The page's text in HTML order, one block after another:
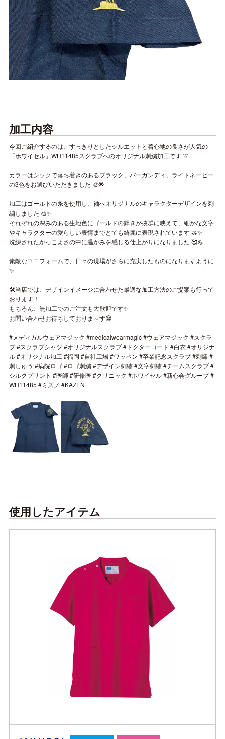
加工内容
今回ご紹介するのは、すっきりとしたシルエットと着心地の良さが人気の
「ホワイセル」WH11485スクラブへのオリジナル刺繍加工です 👔
カラーはシックで落ち着きのあるブラック、バーガンディ、ライトネービー
の3色をお選びいただきました 🎨🌟
加工はゴールドの糸を使用し、袖へオリジナルのキャラクターデザインを刺
繍しました 🎨✨
それぞれの深みのある生地色にゴールドの輝きが抜群に映えて、細かな文字
やキャラクターの愛らしい表情までとても綺麗に表現されています 🤝✨
洗練されたかっこよさの中に温かみを感じる仕上がりになりました 🥰💪
素敵なユニフォームで、日々の現場がさらに充実したものになりますように
✨
🛠️当店では、デザインイメージに合わせた最適な加工方法のご提案も行って
おります！
もちろん、無加工でのご注文も大歓迎です✨
お問い合わせお待ちしておりま～す😁
#メディカルウェアマジック #medicalwearmagic #ウェアマジック #スクラ
ブ #スクラブシャツ #オリジナルスクラブ #ドクターコート #白衣 #オリジナ
ル #オリジナル加工 #福岡 #自社工場 #ワッペン #卒業記念スクラブ #刺繍 #
刺しゅう #病院ロゴ #ロゴ刺繍 #デザイン刺繍 #文字刺繍 #チームスクラブ #
シルクプリント #医師 #研修医 #クリニック #ホワイセル #新心会グループ #
WH11485 #ミズノ #KAZEN
使用したアイテム